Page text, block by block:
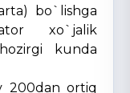
bo`lishga
xo`jalik
kunda
200dan ortiq